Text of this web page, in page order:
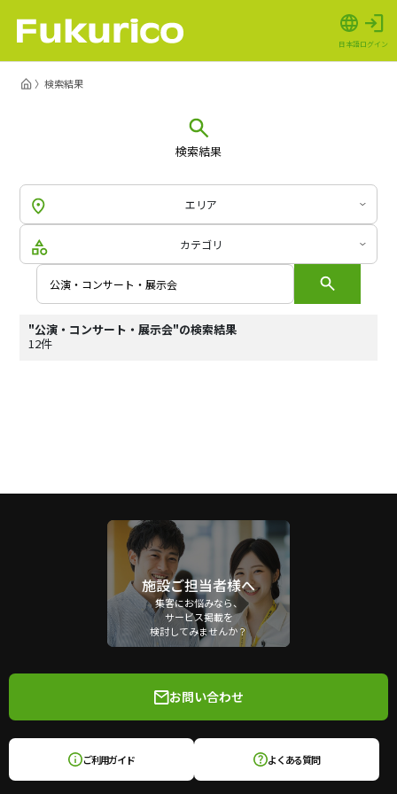
日本語ログイン
検索結果
検索結果
エリア
カテゴリ
"公演・コンサート・展示会"の検索結果
12件
施設ご担当者様へ
集客にお悩みなら、
サービス掲載を
検討してみませんか？
お問い合わせ
ご利用ガイド よくある質問